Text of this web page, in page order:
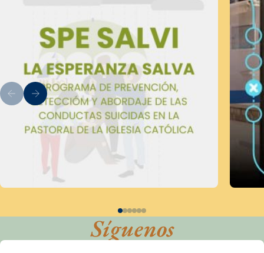
Síguenos